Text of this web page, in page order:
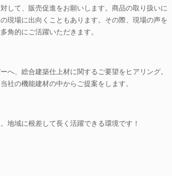
して、販売促進をお願いします。商品の取り扱いに
現場に出向くこともあります。その際、現場の声を
角的にご活躍いただきます。
へ、総合建築仕上材に関するご要望をヒアリング。
社の機能建材の中からご提案をします。
地域に根差して長く活躍できる環境です！